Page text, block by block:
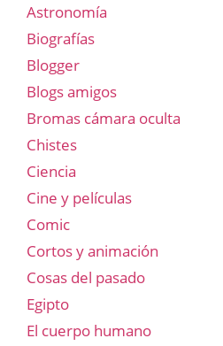
Astronomía
Biografías
Blogger
Blogs amigos
Bromas cámara oculta
Chistes
Ciencia
Cine y películas
Comic
Cortos y animación
Cosas del pasado
Egipto
El cuerpo humano